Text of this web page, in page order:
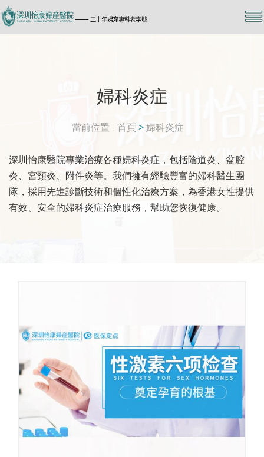
婦科炎症
當前位置 首頁 >婦科炎症
深圳怡康醫院專業治療各種婦科炎症，包括陰道炎、盆腔
炎、宮頸炎、附件炎等。我們擁有經驗豐富的婦科醫生團
隊，採用先進診斷技術和個性化治療方案，為香港女性提供
有效、安全的婦科炎症治療服務，幫助您恢復健康。